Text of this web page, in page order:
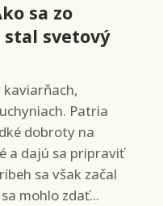
sa zo
svetový
kaviarňach,
Patria
dobroty na
a dajú sa pripraviť
sa však začal
mohlo zdať...